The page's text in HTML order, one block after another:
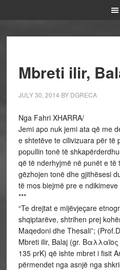
Mbreti ilir,
JULY 30, 2014 BY DGRECA
Nga Fahri XHARRA/
Jemi apo nuk jemi ata që me
e shtetëve te cilivizuara për të
popullin tonë të
që të nderhyjmë në punët e të
gëzhojen tonë dhe gjithësesi
të mos biejmë pre e
***
“Te drejtat e mijëvjeçare
shqiptarëve, shtrihen prej
Maqedoni dhe Thesali”;
Mbreti ilir, Balaj (gr.
135 prK) që ishte mbret i fisit
përmendet nga asnjë nga